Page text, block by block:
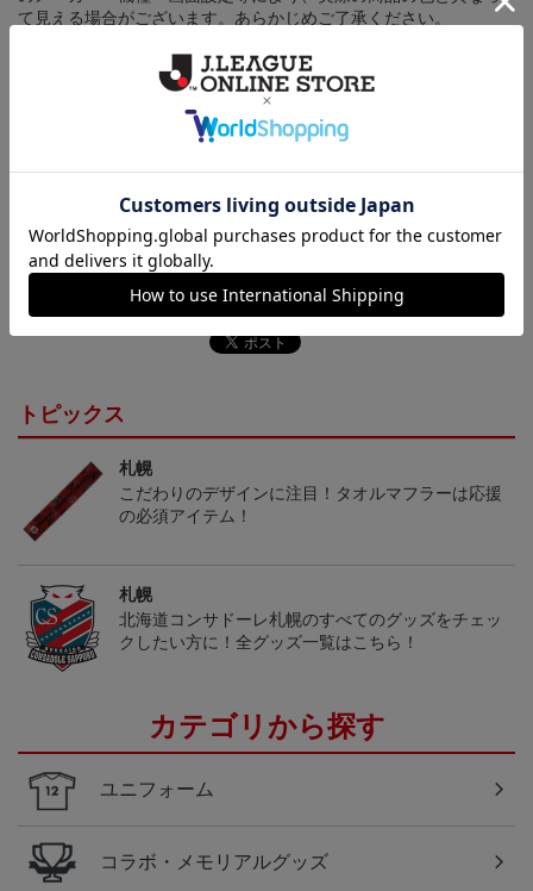
て見える場合がございます。あらかじめご了承ください。
取り扱い商品によっては、パッケージやデザインなどの仕様が予
告なく変更になることがございます。
決済について
ギフト対応について
トピックス
札幌
こだわりのデザインに注目！タオルマフラーは応援
の必須アイテム！
札幌
北海道コンサドーレ札幌のすべてのグッズをチェッ
クしたい方に！全グッズ一覧はこちら！
カテゴリから探す
ユニフォーム
コラボ・メモリアルグッズ